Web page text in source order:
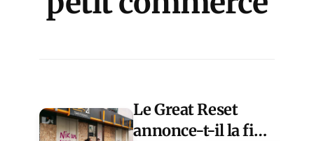
Le Great Reset
annonce-t-il la fin